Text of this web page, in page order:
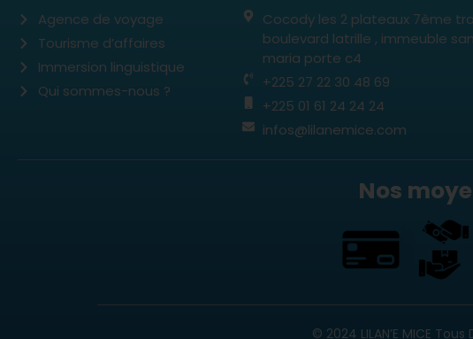
Agence de voyage
Tourisme d’affaires
Immersion linguistique
Qui sommes-nous ?
Cocody les 2 plateaux 7ème
boulevard latrille , immeuble
maria porte c4
+225 27 22 30 48 69
+225 01 61 24 24 24
infos@lilanemice.com
Nos
© 2024 LILAN’E MICE